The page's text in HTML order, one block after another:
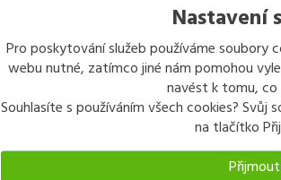
Nastavení
Pro poskytování služeb používáme soubory
webu nutné, zatímco jiné nám pomohou
navést k tomu,
Souhlasíte s používáním všech cookies?
na tlačítko
Kleště
Kleště
šrankování
tloušťky
pro